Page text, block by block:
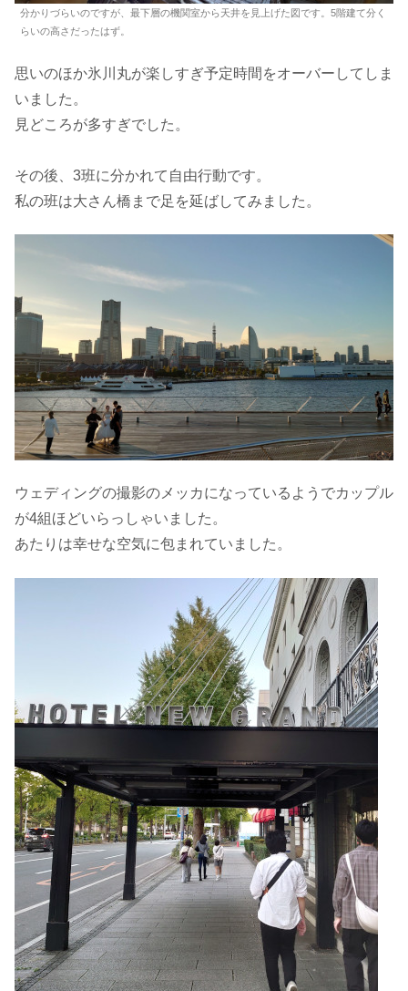
分かりづらいのですが、最下層の機関室から天井を見上げた図です。5階建て分く
らいの高さだったはず。
思いのほか氷川丸が楽しすぎ予定時間をオーバーしてしま
いました。
見どころが多すぎでした。
その後、3班に分かれて自由行動です。
私の班は大さん橋まで足を延ばしてみました。
ウェディングの撮影のメッカになっているようでカップル
が4組ほどいらっしゃいました。
あたりは幸せな空気に包まれていました。